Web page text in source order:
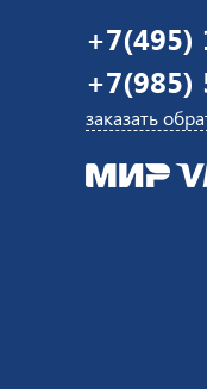
+7(495)
+7(985)
заказать